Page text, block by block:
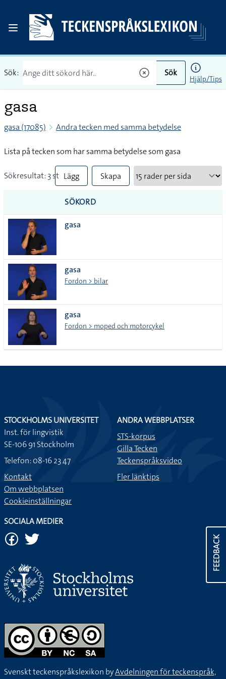
Sök: Sök
Hjälp/Tips
gasa
gasa (17085) Andra tecken med samma betydelse
Lista på tecken som har samma betydelse som gasa
Sökresultat: 3 st Lägg
till
alla i
Skapa
SÖKORD
gasa
gasa
Fordon > bilar
gasa
Fordon > moped och motorcykel
FEEDBACK
STOCKHOLMS UNIVERSITET
Inst. för lingvistik
SE-106 91 Stockholm
Telefon: 08-16 23 47
Kontakt
Om webbplatsen
Cookieinställningar
ANDRA WEBBPLATSER
STS-korpus
Gilla Tecken
Teckenspråksvideo
Fler länktips
SOCIALA MEDIER
Svenskt teckenspråkslexikon byAvdelningen för teckenspråk,